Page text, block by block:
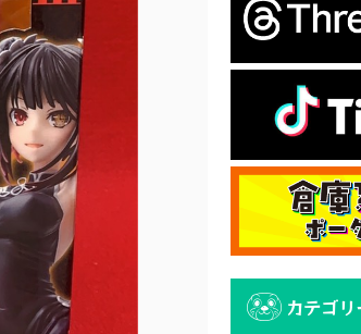
カテゴリ